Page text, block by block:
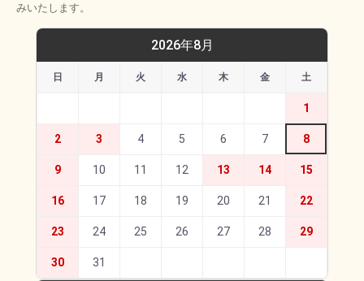
みいたします。
2026年8月
日 月 火 水 木 金 土
1
2 3 4 5 6 7 8
9 10 11 12 13 14 15
16 17 18 19 20 21 22
23 24 25 26 27 28 29
30 31